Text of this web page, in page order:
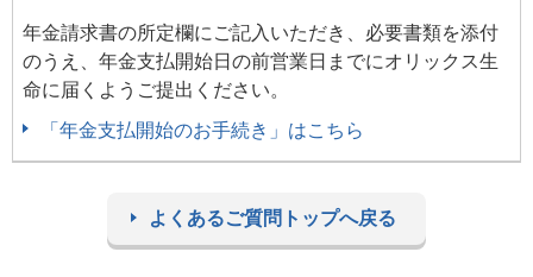
年金請求書の所定欄にご記入いただき、必要書類を添付
のうえ、年金支払開始日の前営業日までにオリックス生
命に届くようご提出ください。
「年金支払開始のお手続き」はこちら
よくあるご質問トップへ戻る